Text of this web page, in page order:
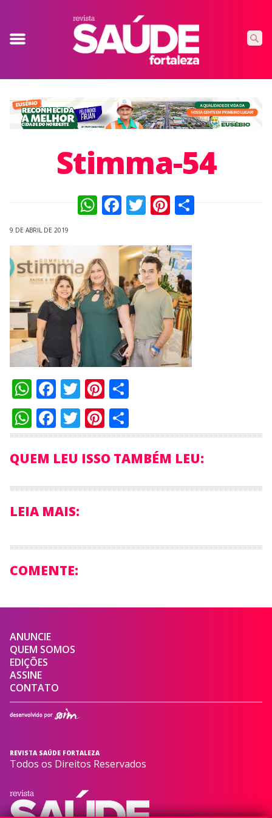
Stimma-54
WhatsApp
Facebook
TwitterPinterest
9 DE ABRIL DE 2019
WhatsApp
Facebook
Twitter
Pinterest
Compartilhar
WhatsApp
Facebook
Twitter
Pinterest
Compartilhar
QUEM LEU ISSO TAMBÉM LEU:
LEIA MAIS:
COMENTE:
ANUNCIE
QUEM SOMOS
EDIÇÕES
ASSINE
CONTATO
REVISTA SAÚDE FORTALEZA
Todos os Direitos Reservados